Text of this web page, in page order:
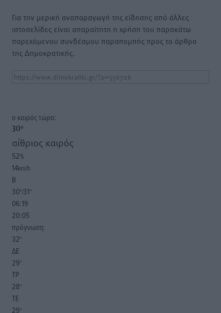
Για την μερική αναπαραγωγή της είδησης από άλλες
ιστοσελίδες είναι απαραίτητη η χρήση του παρακάτω
παρεχόμενου συνδέσμου παραπομπής προς το άρθρο
της Δημοκρατικής.
o καιρός τώρα:
30°
αίθριος καιρός
52%
14km/h
Β
30°/31°
06:19
20:05
πρόγνωση:
32°
ΔΕ
29°
ΤΡ
28°
ΤΕ
29°